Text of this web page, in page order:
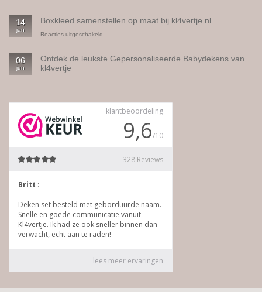
Kl4vertje
14
jan
Boxkleed samenstellen op maat bij kl4vertje.nl
Reacties uitgeschakeld
op
06
jun
Ontdek de leukste Gepersonaliseerde Babydekens van
kl4vertje
Gepersonaliseerde
Babydekens
van
kl4vertje